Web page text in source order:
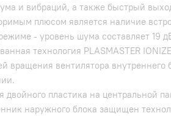
и вибраций, а также быстрый
плюсом является наличие
- уровень шума составляет 19
технология PLASMASTER
вращения вентилятора
двойного пластика на центральной
наружного блока защищен